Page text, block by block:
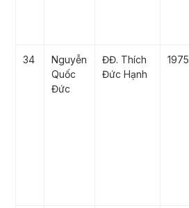
34
Nguyễn
Quốc
Đức
ĐĐ. Thích
Đức Hạnh
1975